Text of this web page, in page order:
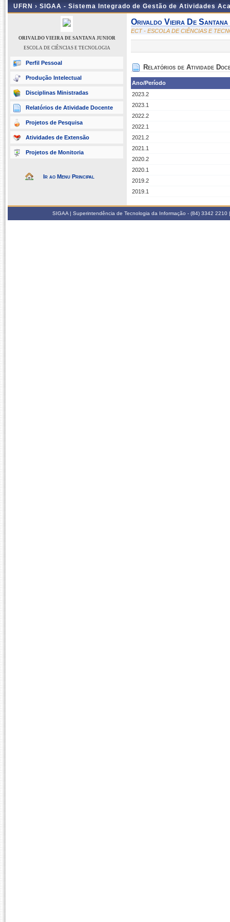
UFRN › SIGAA - Sistema Integrado de Gestão de Atividades
ORIVALDO VIEIRA DE SANTANA JUNIOR
ESCOLA DE CIÊNCIAS E TECNOLOGIA
Perfil Pessoal
Produção Intelectual
Disciplinas Ministradas
Relatórios de Atividade Docente
Projetos de Pesquisa
Atividades de Extensão
Projetos de Monitoria
Ir ao Menu Principal
Orivaldo Vieira De
ECT - ESCOLA DE CIÊNCIAS E
Relatórios de Atividade
Ano/Período
2023.2
2023.1
2022.2
2022.1
2021.2
2021.1
2020.2
2020.1
2019.2
2019.1
SIGAA | Superintendência de Tecnologia da Informação - (84) 3342